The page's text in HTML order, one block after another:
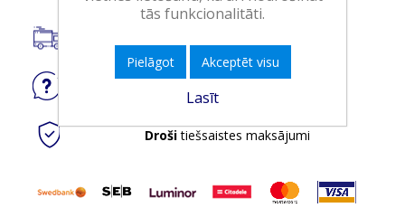
Drošitiešsaistes maksājumi
tās funkcionalitāti.
Pielāgot Akceptēt visu
Lasīt